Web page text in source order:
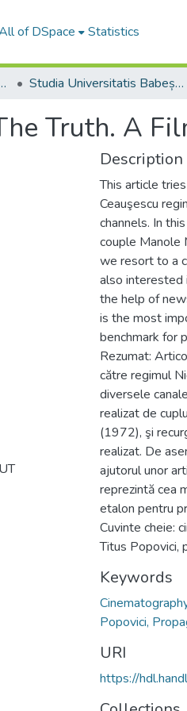
of DSpace Statistics
Bolyai Collection Studia Universitatis Babeș-Bolyai Historia
Truth. A
Description
This article
Ceauşescu
channels. In
couple Manole
we resort to a
also interested
the help of
is the most
benchmark for
Rezumat:
către regimul
diversele
realizat de
(1972), şi
realizat. De
ajutorul unor
reprezintă cea
etalon pentru
Cuvinte cheie:
Titus Popovici,
Keywords
Popovici,
URI
https://